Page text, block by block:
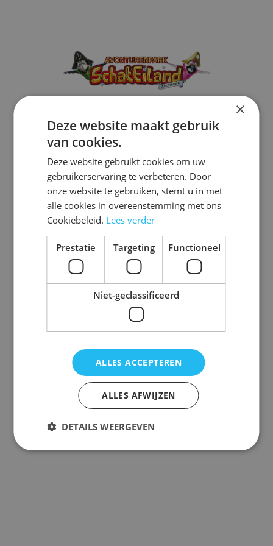
Hoe was je
bezoek?
Laat ons weten wat je ervan vond!
×
Deze website maakt gebruik
van cookies.
Deze website gebruikt cookies om uw
gebruikerservaring te verbeteren. Door
onze website te gebruiken, stemt u in met
alle cookies in overeenstemming met ons
Cookiebeleid. Lees verder
Prestatie Targeting Functioneel
Niet-geclassificeerd
ALLES ACCEPTEREN
ALLES AFWIJZEN
DETAILS WEERGEVEN